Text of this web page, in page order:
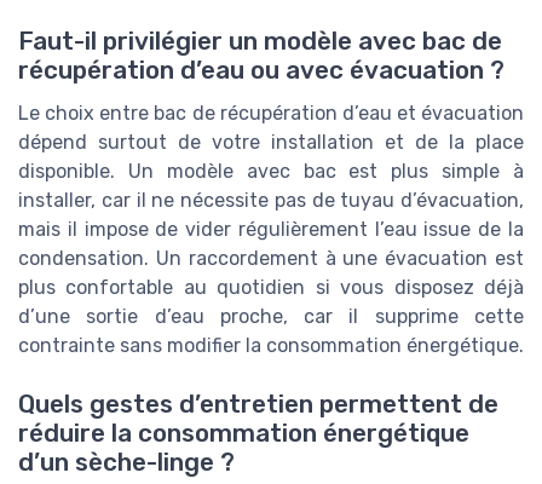
Faut-il privilégier un modèle avec bac de
récupération d’eau ou avec évacuation ?
Le choix entre bac de récupération d’eau et évacuation
dépend surtout de votre installation et de la place
disponible. Un modèle avec bac est plus simple à
installer, car il ne nécessite pas de tuyau d’évacuation,
mais il impose de vider régulièrement l’eau issue de la
condensation. Un raccordement à une évacuation est
plus confortable au quotidien si vous disposez déjà
d’une sortie d’eau proche, car il supprime cette
contrainte sans modifier la consommation énergétique.
Quels gestes d’entretien permettent de
réduire la consommation énergétique
d’un sèche-linge ?